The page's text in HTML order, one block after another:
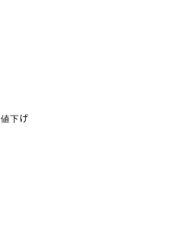
値下げ